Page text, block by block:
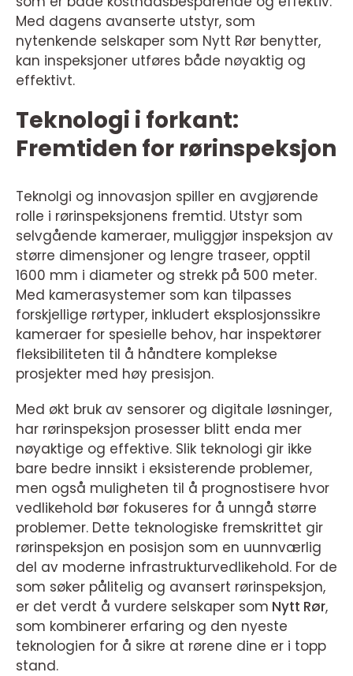
Med dagens avanserte utstyr, som
nytenkende selskaper som Nytt Rør benytter,
kan inspeksjoner utføres både nøyaktig og
effektivt.
Teknologi i forkant:
Fremtiden for rørinspeksjon
Teknolgi og innovasjon spiller en avgjørende
rolle i rørinspeksjonens fremtid. Utstyr som
selvgående kameraer, muliggjør inspeksjon av
større dimensjoner og lengre traseer, opptil
1600 mm i diameter og strekk på 500 meter.
Med kamerasystemer som kan tilpasses
forskjellige rørtyper, inkludert eksplosjonssikre
kameraer for spesielle behov, har inspektører
fleksibiliteten til å håndtere komplekse
prosjekter med høy presisjon.
Med økt bruk av sensorer og digitale løsninger,
har rørinspeksjon prosesser blitt enda mer
nøyaktige og effektive. Slik teknologi gir ikke
bare bedre innsikt i eksisterende problemer,
men også muligheten til å prognostisere hvor
vedlikehold bør fokuseres for å unngå større
problemer. Dette teknologiske fremskrittet gir
rørinspeksjon en posisjon som en uunnværlig
del av moderne infrastrukturvedlikehold. For de
som søker pålitelig og avansert rørinspeksjon,
er det verdt å vurdere selskaper som Nytt Rør,
som kombinerer erfaring og den nyeste
teknologien for å sikre at rørene dine er i topp
stand.